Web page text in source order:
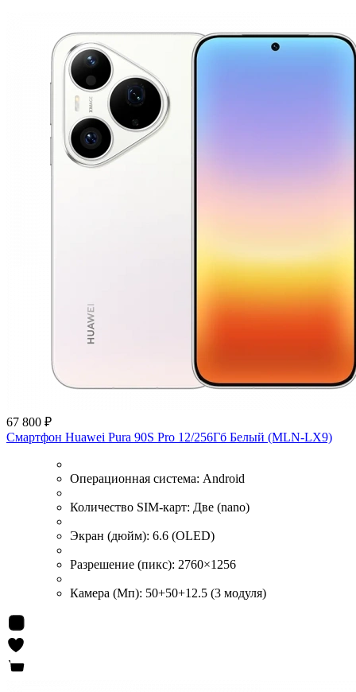
67 800 ₽
Смартфон Huawei Pura 90S Pro 12/256Гб Белый (MLN-LX9)
Операционная система: Android
Количество SIM-карт: Две (nano)
Экран (дюйм): 6.6 (OLED)
Разрешение (пикс): 2760×1256
Камера (Мп): 50+50+12.5 (3 модуля)